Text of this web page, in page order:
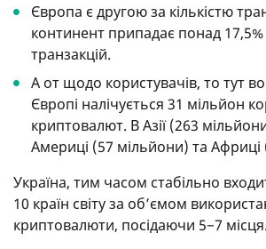
Європа є другою за кількістю
континент припадає понад 17,5%
транзакцій.
А от щодо користувачів, то тут
Європі налічується 31 мільйон
криптовалют. В Азії (263
Америці (57 мільйони) та Африці
Україна, тим часом стабільно
10 країн світу за об’ємом
криптовалюти, посідаючи 5−7 місця.